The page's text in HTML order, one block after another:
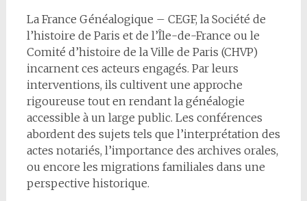
La France Généalogique – CEGF, la Société de
l’histoire de Paris et de l’Île-de-France ou le
Comité d’histoire de la Ville de Paris (CHVP)
incarnent ces acteurs engagés. Par leurs
interventions, ils cultivent une approche
rigoureuse tout en rendant la généalogie
accessible à un large public. Les conférences
abordent des sujets tels que l’interprétation des
actes notariés, l’importance des archives orales,
ou encore les migrations familiales dans une
perspective historique.